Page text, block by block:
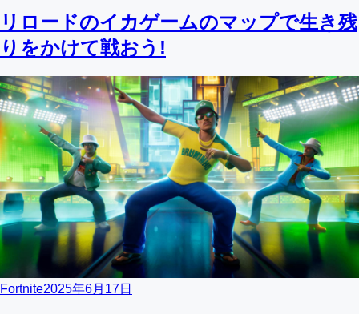
リロードのイカゲームのマップで生き残
りをかけて戦おう!
Fortnite2025年6月17日